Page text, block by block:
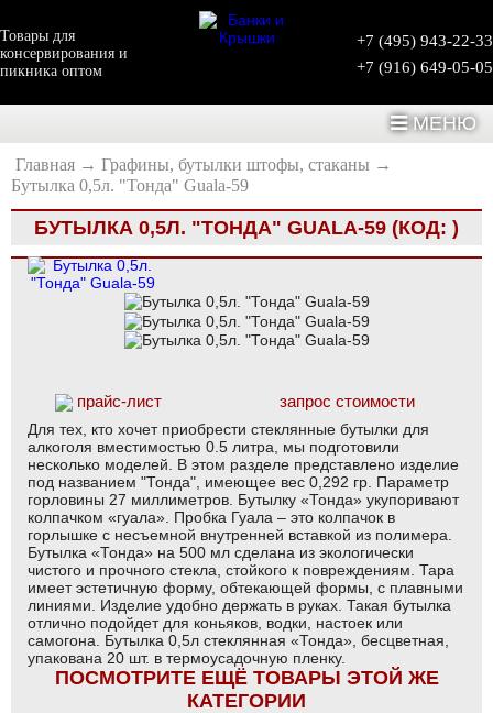
Товары для
консервирования и
пикника оптом
+7 (495) 943-22-33
+7 (916) 649-05-05
МЕНЮ
Главная → Графины, бутылки штофы, стаканы →
Бутылка 0,5л. "Тонда" Guala-59
БУТЫЛКА 0,5Л. "ТОНДА" GUALA-59 (КОД: )
прайс-лист запрос стоимости
Для тех, кто хочет приобрести стеклянные бутылки для
алкоголя вместимостью 0.5 литра, мы подготовили
несколько моделей. В этом разделе представлено изделие
под названием "Тонда", имеющее вес 0,292 гр. Параметр
горловины 27 миллиметров. Бутылку «Тонда» укупоривают
колпачком «гуала». Пробка Гуала – это колпачок в
горлышке с несъемной внутренней вставкой из полимера.
Бутылка «Тонда» на 500 мл сделана из экологически
чистого и прочного стекла, стойкого к повреждениям. Тара
имеет эстетичную форму, обтекающей формы, с плавными
линиями. Изделие удобно держать в руках. Такая бутылка
отлично подойдет для коньяков, водки, настоек или
самогона. Бутылка 0,5л стеклянная «Тонда», бесцветная,
упакована 20 шт. в термоусадочную пленку.
ПОСМОТРИТЕ ЕЩЁ ТОВАРЫ ЭТОЙ ЖЕ
КАТЕГОРИИ